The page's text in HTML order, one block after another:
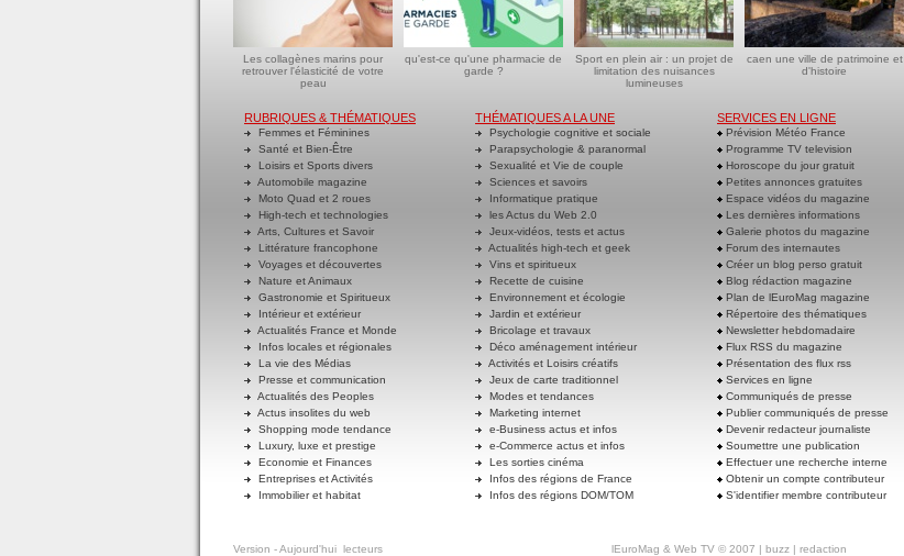
Les collagènes marins pour
retrouver l'élasticité de votre
peau
qu'est-ce qu'une pharmacie de
garde ?
Sport en plein air : un projet de
limitation des nuisances
lumineuses
caen une ville de patrimoine et
d'histoire
RUBRIQUES & THÉMATIQUES
Femmes et Féminines
Santé et Bien-Être
Loisirs et Sports divers
Automobile magazine
Moto Quad et 2 roues
High-tech et technologies
Arts, Cultures et Savoir
Littérature francophone
Voyages et découvertes
Nature et Animaux
Gastronomie et Spiritueux
Intérieur et extérieur
Actualités France et Monde
Infos locales et régionales
La vie des Médias
Presse et communication
Actualités des Peoples
Actus insolites du web
Shopping mode tendance
Luxury, luxe et prestige
Economie et Finances
Entreprises et Activités
Immobilier et habitat
THÉMATIQUES A LA UNE
Psychologie cognitive et sociale
Parapsychologie & paranormal
Sexualité et Vie de couple
Sciences et savoirs
Informatique pratique
les Actus du Web 2.0
Jeux-vidéos, tests et actus
Actualités high-tech et geek
Vins et spiritueux
Recette de cuisine
Environnement et écologie
Jardin et extérieur
Bricolage et travaux
Déco aménagement intérieur
Activités et Loisirs créatifs
Jeux de carte traditionnel
Modes et tendances
Marketing internet
e-Business actus et infos
e-Commerce actus et infos
Les sorties cinéma
Infos des régions de France
Infos des régions DOM/TOM
SERVICES EN LIGNE
Prévision Météo France
Programme TV television
Horoscope du jour gratuit
Petites annonces gratuites
Espace vidéos du magazine
Les dernières informations
Galerie photos du magazine
Forum des internautes
Créer un blog perso gratuit
Blog rédaction magazine
Plan de lEuroMag magazine
Répertoire des thématiques
Newsletter hebdomadaire
Flux RSS du magazine
Présentation des flux rss
Services en ligne
Communiqués de presse
Publier communiqués de presse
Devenir redacteur journaliste
Soumettre une publication
Effectuer une recherche interne
Obtenir un compte contributeur
S'identifier membre contributeur
Version - Aujourd'hui lecteurs lEuroMag & Web TV © 2007 | buzz | redaction